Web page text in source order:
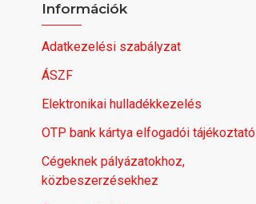
Információk
Adatkezelési szabályzat
ÁSZF
Elektronikai hulladékkezelés
OTP bank kártya elfogadói tájékoztató
Cégeknek pályázatokhoz,
közbeszerzésekhez